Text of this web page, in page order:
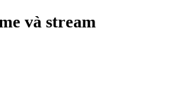
và stream